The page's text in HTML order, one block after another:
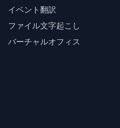
イベント翻訳
ファイル文字起こし
バーチャルオフィス